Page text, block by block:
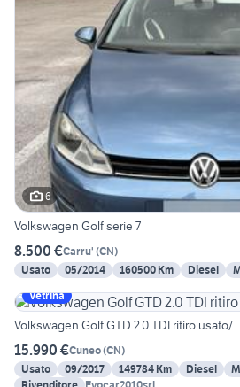
6
Volkswagen Golf serie 7
8.500 €Carru' (CN)
Usato
05/2014 160500 Km Diesel
Vetrina
Volkswagen Golf GTD 2.0 TDI ritiro usato/
15.990 €Cuneo(CN)
Usato
09/2017 149784 Km Diesel